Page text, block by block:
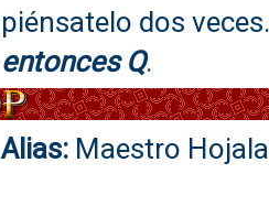
piénsatelo dos
entonces Q.
Alias: Maestro